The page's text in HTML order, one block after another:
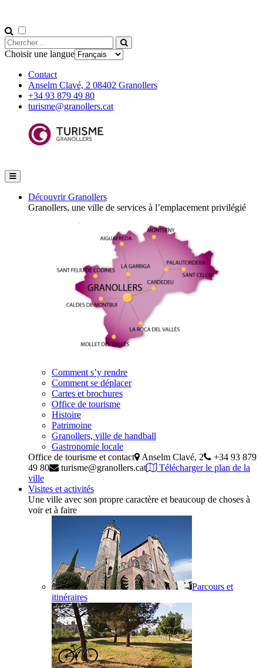
Choisir une langue
Contact
Anselm Clavé, 2 08402 Granollers
+34 93 879 49 80
turisme@granollers.cat
Découvrir Granollers
Granollers, une ville de services à l’emplacement privilégié
Comment s’y rendre
Comment se déplacer
Cartes et brochures
Office de tourisme
Histoire
Patrimoine
Granollers, ville de handball
Gastronomie locale
Office de tourisme et contact
Anselm Clavé, 2
+34 93 879
49 80
turisme@granollers.cat
Télécharger le plan de la
ville
Visites et activités
Une ville avec son propre caractère et beaucoup de choses à
voir et à faire
Parcours et
itinéraires